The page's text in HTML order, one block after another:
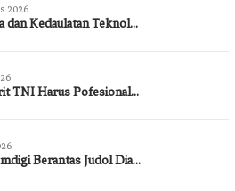
2026
dan Kedaulatan Teknol…
TNI Harus Pofesional…
Berantas Judol Dia…